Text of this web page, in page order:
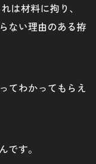
は材料に拘り、
ない理由のある拵
てわかってもらえ
です。